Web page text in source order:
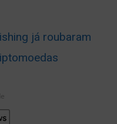
já roubaram